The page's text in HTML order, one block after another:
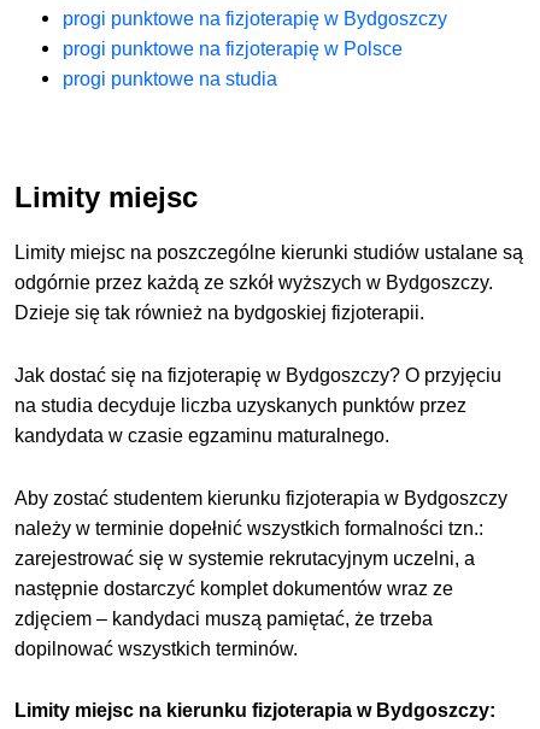
progi punktowe na fizjoterapię w Bydgoszczy
progi punktowe na fizjoterapię w Polsce
progi punktowe na studia
Limity miejsc
Limity miejsc na poszczególne kierunki studiów ustalane są
odgórnie przez każdą ze szkół wyższych w Bydgoszczy.
Dzieje się tak również na bydgoskiej fizjoterapii.
Jak dostać się na fizjoterapię w Bydgoszczy? O przyjęciu
na studia decyduje liczba uzyskanych punktów przez
kandydata w czasie egzaminu maturalnego.
Aby zostać studentem kierunku fizjoterapia w Bydgoszczy
należy w terminie dopełnić wszystkich formalności tzn.:
zarejestrować się w systemie rekrutacyjnym uczelni, a
następnie dostarczyć komplet dokumentów wraz ze
zdjęciem – kandydaci muszą pamiętać, że trzeba
dopilnować wszystkich terminów.
Limity miejsc na kierunku fizjoterapia w Bydgoszczy: